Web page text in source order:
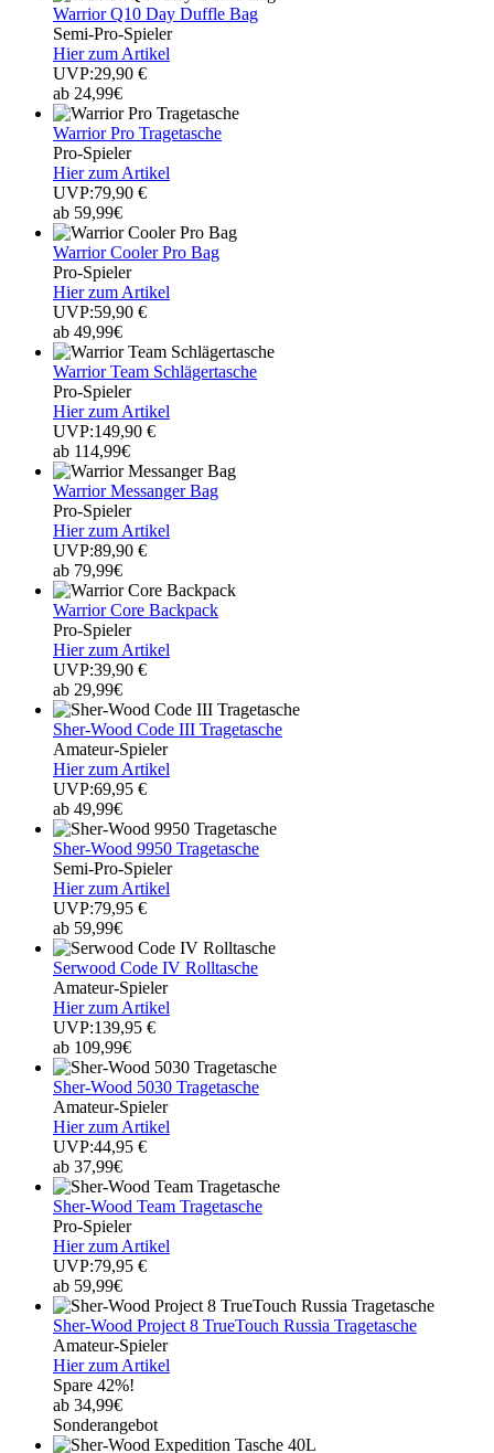
Warrior Q10 Day Duffle Bag
Semi-Pro-Spieler
Hier zum Artikel
UVP:29,90 €
ab 24,99€
Warrior Pro Tragetasche
Pro-Spieler
Hier zum Artikel
UVP:79,90 €
ab 59,99€
Warrior Cooler Pro Bag
Pro-Spieler
Hier zum Artikel
UVP:59,90 €
ab 49,99€
Warrior Team Schlägertasche
Pro-Spieler
Hier zum Artikel
UVP:149,90 €
ab 114,99€
Warrior Messanger Bag
Pro-Spieler
Hier zum Artikel
UVP:89,90 €
ab 79,99€
Warrior Core Backpack
Pro-Spieler
Hier zum Artikel
UVP:39,90 €
ab 29,99€
Sher-Wood Code III Tragetasche
Amateur-Spieler
Hier zum Artikel
UVP:69,95 €
ab 49,99€
Sher-Wood 9950 Tragetasche
Semi-Pro-Spieler
Hier zum Artikel
UVP:79,95 €
ab 59,99€
Serwood Code IV Rolltasche
Amateur-Spieler
Hier zum Artikel
UVP:139,95 €
ab 109,99€
Sher-Wood 5030 Tragetasche
Amateur-Spieler
Hier zum Artikel
UVP:44,95 €
ab 37,99€
Sher-Wood Team Tragetasche
Pro-Spieler
Hier zum Artikel
UVP:79,95 €
ab 59,99€
Sher-Wood Project 8 TrueTouch Russia Tragetasche
Amateur-Spieler
Hier zum Artikel
Spare 42%!
ab 34,99€
Sonderangebot